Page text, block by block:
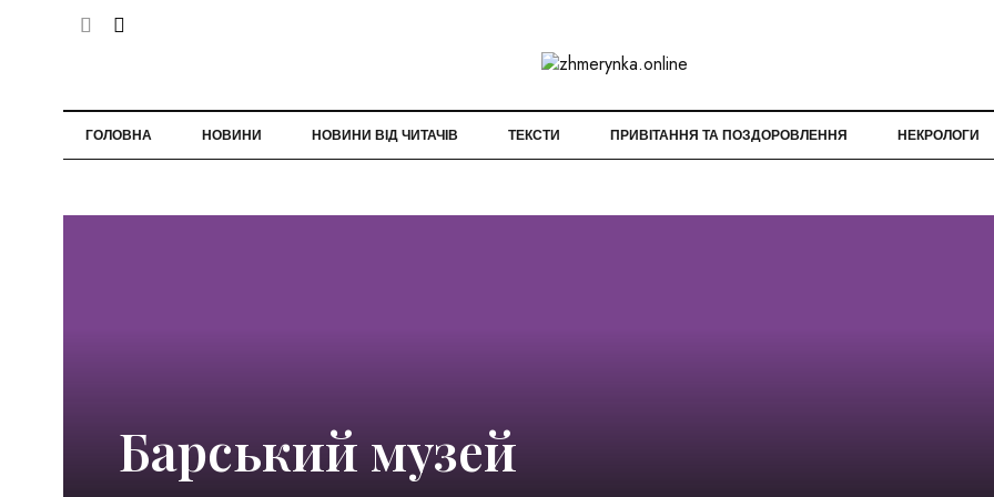
ГОЛОВНА НОВИНИ НОВИНИ ВІД ЧИТАЧІВ ТЕКСТИ ПРИВІТАННЯ ТА ПОЗДОРОВЛЕННЯ НЕКРОЛОГИ
Барський музей